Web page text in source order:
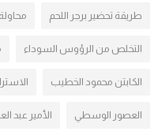
طريقة تحضير برجر اللحم
التخلص من الرؤوس السوداء
الكابتن محمود الخطيب
العصور الوسطي الأمير عبد